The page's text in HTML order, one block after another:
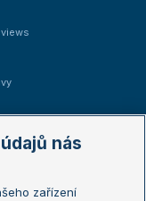
nás
zařízení